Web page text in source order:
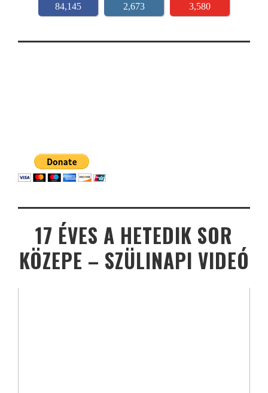
84,145 2,673 3,580
17 ÉVES A HETEDIK SOR
KÖZEPE – SZÜLINAPI VIDEÓ